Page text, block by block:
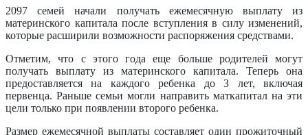
2097 семей начали получать ежемесячную выплату из
материнского капитала после вступления в силу изменений,
которые расширили возможности распоряжения средствами.
Отметим, что с этого года еще больше родителей могут
получать выплату из материнского капитала. Теперь она
предоставляется на каждого ребенка до 3 лет, включая
первенца. Раньше семьи могли направить маткапитал на эти
цели только при появлении второго ребенка.
Размер ежемесячной выплаты составляет один прожиточный